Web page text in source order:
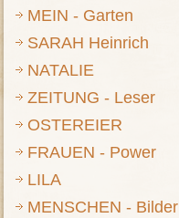
MEIN - Garten
SARAH Heinrich
NATALIE
ZEITUNG - Leser
OSTEREIER
FRAUEN - Power
LILA
MENSCHEN - Bilder